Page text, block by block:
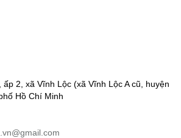
ấp 2, xã Vĩnh Lộc (xã Vĩnh Lộc A cũ, huyện
Hồ Chí Minh